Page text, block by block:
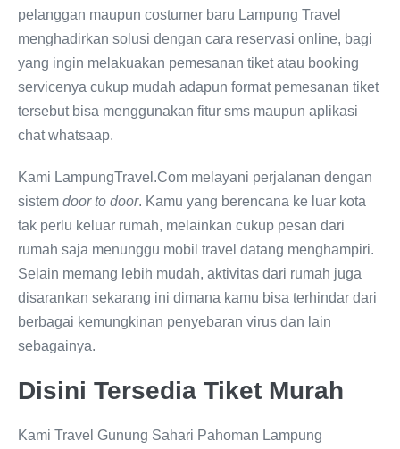
pelanggan maupun costumer baru Lampung Travel
menghadirkan solusi dengan cara reservasi online, bagi
yang ingin melakuakan pemesanan tiket atau booking
servicenya cukup mudah adapun format pemesanan tiket
tersebut bisa menggunakan fitur sms maupun aplikasi
chat whatsaap.
Kami LampungTravel.Com melayani perjalanan dengan
sistem door to door. Kamu yang berencana ke luar kota
tak perlu keluar rumah, melainkan cukup pesan dari
rumah saja menunggu mobil travel datang menghampiri.
Selain memang lebih mudah, aktivitas dari rumah juga
disarankan sekarang ini dimana kamu bisa terhindar dari
berbagai kemungkinan penyebaran virus dan lain
sebagainya.
Disini Tersedia Tiket Murah
Kami Travel Gunung Sahari Pahoman Lampung